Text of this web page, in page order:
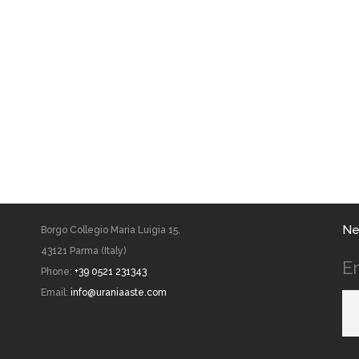
Borgo Collegio Maria Luigia 15,
43121 Parma (Italy)
Phone: +39 0521 231343
Email: info@uraniaaste.com